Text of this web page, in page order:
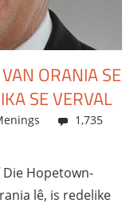
ORANIA SE
SE VERVAL
1,735
Hopetown-
lê, is redelike